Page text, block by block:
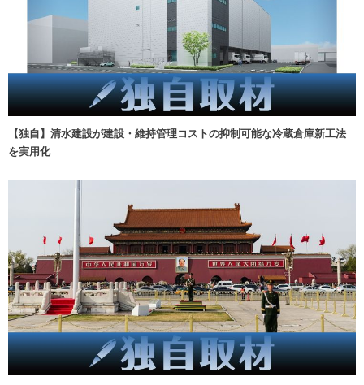
【独自】清水建設が建設・維持管理コストの抑制可能な冷蔵倉庫新工法
を実用化